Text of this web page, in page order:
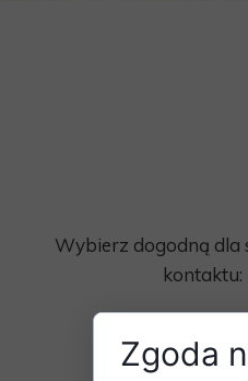
Wybierz dogodną dla
kontaktu:
Zgoda